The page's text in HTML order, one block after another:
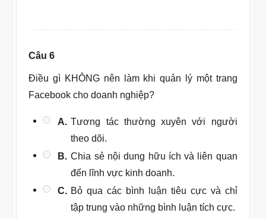
Câu 6
Điều gì KHÔNG nên làm khi quản lý một trang
Facebook cho doanh nghiệp?
A. Tương tác thường xuyên với người
theo dõi.
B. Chia sẻ nội dung hữu ích và liên quan
đến lĩnh vực kinh doanh.
C. Bỏ qua các bình luận tiêu cực và chỉ
tập trung vào những bình luận tích cực.